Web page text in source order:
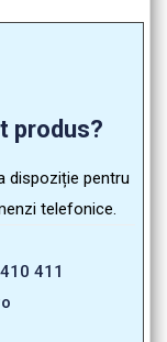
produs?
dispoziție pentru
telefonice.
411